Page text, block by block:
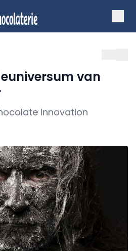
van
Innovation